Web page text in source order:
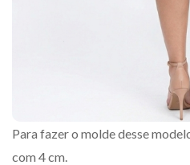
Para fazer o molde desse
com 4 cm.